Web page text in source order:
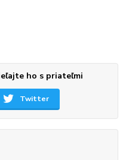
ho s priateľmi
Twitter